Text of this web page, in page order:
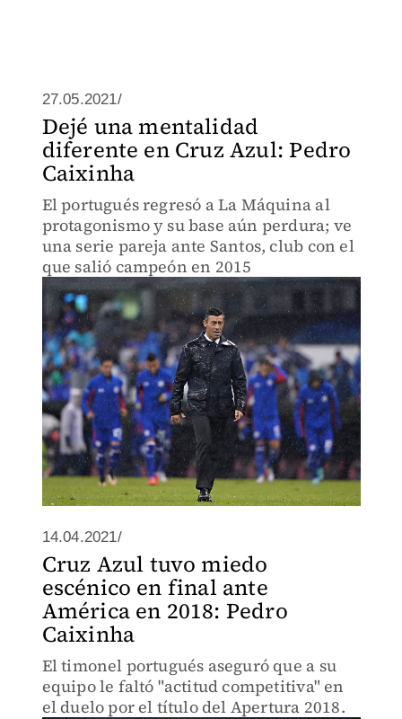
27.05.2021/
Dejé una mentalidad
diferente en Cruz Azul: Pedro
Caixinha
El portugués regresó a La Máquina al
protagonismo y su base aún perdura; ve
una serie pareja ante Santos, club con el
que salió campeón en 2015
14.04.2021/
Cruz Azul tuvo miedo
escénico en final ante
América en 2018: Pedro
Caixinha
El timonel portugués aseguró que a su
equipo le faltó "actitud competitiva" en
el duelo por el título del Apertura 2018.